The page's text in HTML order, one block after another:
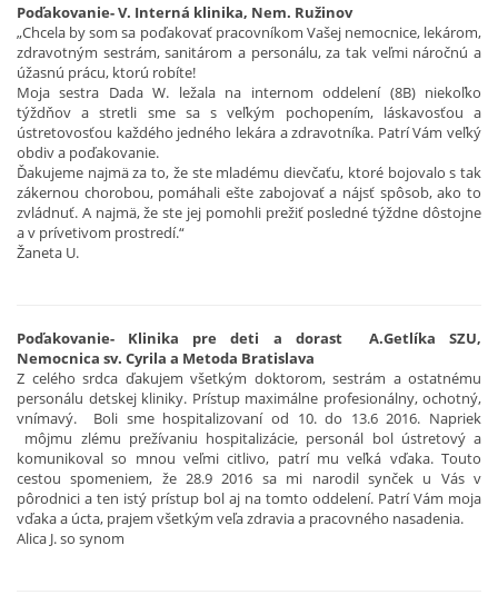
Poďakovanie- V. Interná klinika, Nem. Ružinov
„Chcela by som sa poďakovať pracovníkom Vašej nemocnice, lekárom,
zdravotným sestrám, sanitárom a personálu, za tak veľmi náročnú a
úžasnú prácu, ktorú robíte!
Moja sestra Dada W. ležala na internom oddelení (8B) niekoľko
týždňov a stretli sme sa s veľkým pochopením, láskavosťou a
ústretovosťou každého jedného lekára a zdravotníka. Patrí Vám veľký
obdiv a poďakovanie.
Ďakujeme najmä za to, že ste mladému dievčaťu, ktoré bojovalo s tak
zákernou chorobou, pomáhali ešte zabojovať a nájsť spôsob, ako to
zvládnuť. A najmä, že ste jej pomohli prežiť posledné týždne dôstojne
a v prívetivom prostredí.“
Žaneta U.
Poďakovanie- Klinika pre deti a dorast A.Getlíka SZU,
Nemocnica sv. Cyrila a Metoda Bratislava
Z celého srdca ďakujem všetkým doktorom, sestrám a ostatnému
personálu detskej kliniky. Prístup maximálne profesionálny, ochotný,
vnímavý. Boli sme hospitalizovaní od 10. do 13.6 2016. Napriek
môjmu zlému prežívaniu hospitalizácie, personál bol ústretový a
komunikoval so mnou veľmi citlivo, patrí mu veľká vďaka. Touto
cestou spomeniem, že 28.9 2016 sa mi narodil synček u Vás v
pôrodnici a ten istý prístup bol aj na tomto oddelení. Patrí Vám moja
vďaka a úcta, prajem všetkým veľa zdravia a pracovného nasadenia.
Alica J. so synom